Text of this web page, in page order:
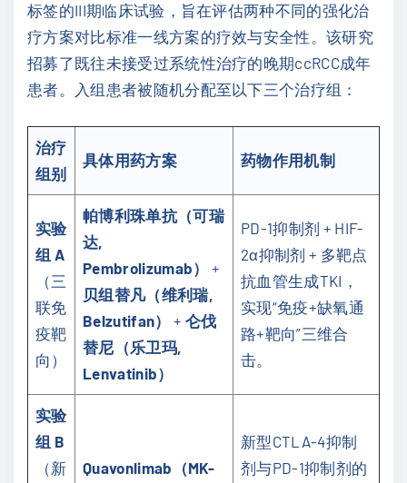
标签的III期临床试验，旨在评估两种不同的强化治
疗方案对比标准一线方案的疗效与安全性。该研究
招募了既往未接受过系统性治疗的晚期ccRCC成年
患者。入组患者被随机分配至以下三个治疗组：
治疗
组别
具体用药方案 药物作用机制
实验
组 A
（三
联免
疫靶
向）
帕博利珠单抗（可瑞
达,
Pembrolizumab）
+
贝组替凡（维利瑞,
Belzutifan）
+ 仑伐
替尼（乐卫玛,
Lenvatinib）
PD-1抑制剂 + HIF-
2α抑制剂 + 多靶点
抗血管生成TKI，
实现“免疫+缺氧通
路+靶向”三维合
击。
实验
组 B
（新
Quavonlimab（MK-
新型CTLA-4抑制
剂与PD-1抑制剂的